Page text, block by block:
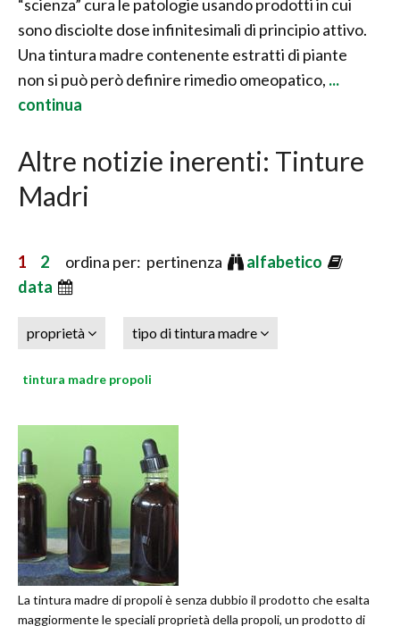
“scienza” cura le patologie usando prodotti in cui
sono disciolte dose infinitesimali di principio attivo.
Una tintura madre contenente estratti di piante
non si può però definire rimedio omeopatico, ...
continua
Altre notizie inerenti: Tinture
Madri
1 2 ordina per: pertinenza
alfabetico
data
proprietà tipo di tintura madre
tintura madre propoli
La tintura madre di propoli è senza dubbio il prodotto che esalta
maggiormente le speciali proprietà della propoli, un prodotto di